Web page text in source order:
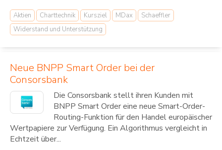
Aktien Charttechnik Kursziel MDax
Schaeffler
Widerstand und Unterstützung
Neue BNPP Smart Order bei der
Consorsbank
Die Consorsbank stellt ihren Kunden mit
BNPP Smart Order eine neue Smart-Order-
Routing-Funktion für den Handel europäischer
Wertpapiere zur Verfügung. Ein Algorithmus vergleicht in
Echtzeit über...